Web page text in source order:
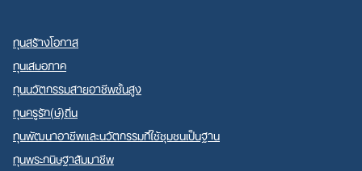
ทุนสร้างโอกาส
ทุนเสมอภาค
ทุนนวัตกรรมสายอาชีพชั้นสูง
ทุนครูรัก(ษ์)ถิ่น
ทุนพัฒนาอาชีพและนวัตกรรมที่ใช้ชุมชนเป็นฐาน
ทุนพระกนิษฐาสัมมาชีพ